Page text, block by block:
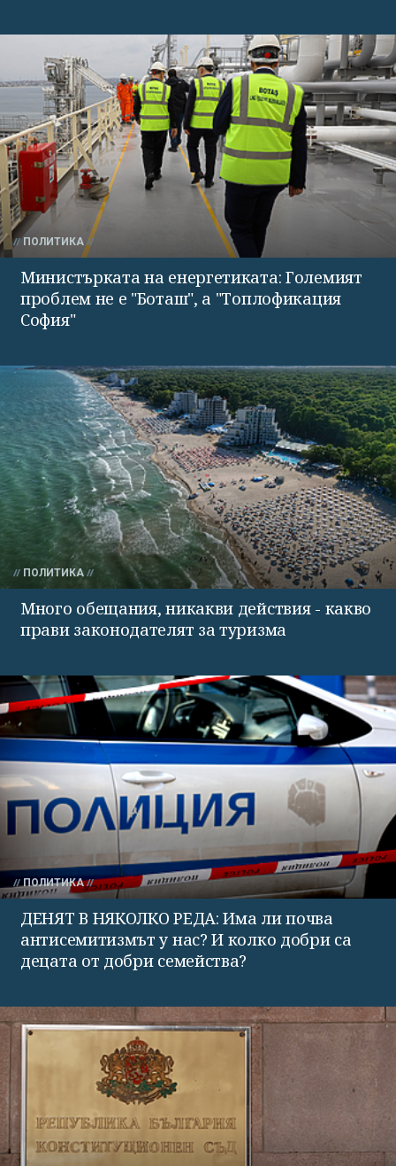
ПОЛИТИКА
Министърката на енергетиката: Големият
проблем не е "Боташ", а "Топлофикация
София"
ПОЛИТИКА
Много обещания, никакви действия - какво
прави законодателят за туризма
ПОЛИТИКА
ДЕНЯТ В НЯКОЛКО РЕДА: Има ли почва
антисемитизмът у нас? И колко добри са
децата от добри семейства?